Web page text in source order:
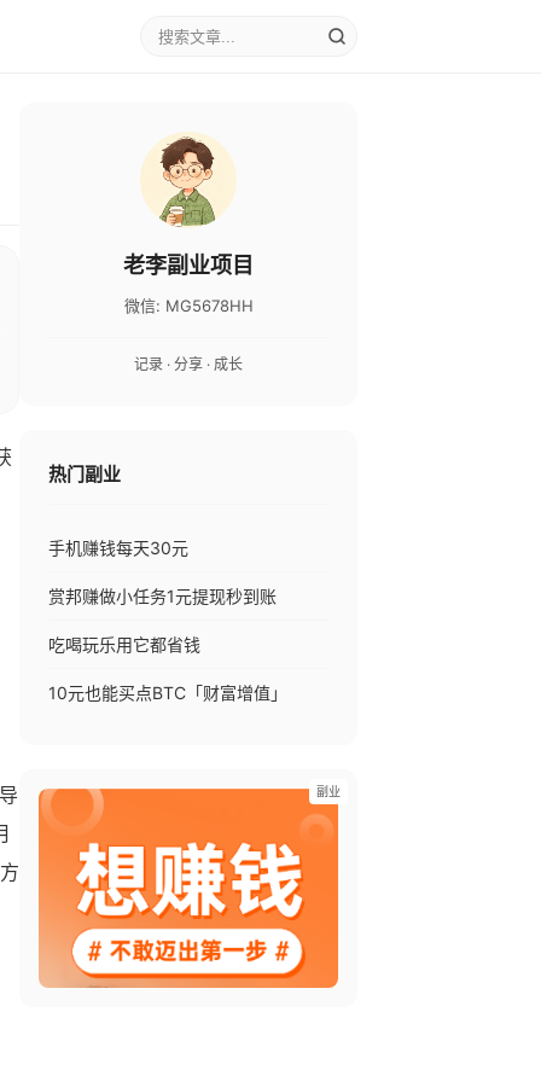
老李副业项目
微信: MG5678HH
记录 · 分享 · 成长
热门副业
手机赚钱每天30元
赏邦赚做小任务1元提现秒到账
吃喝玩乐用它都省钱
10元也能买点BTC「财富增值」
副业